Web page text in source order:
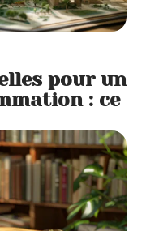
pour un
: ce